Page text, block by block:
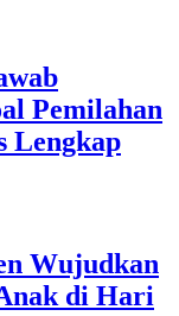
Pemilahan
Lengkap
Wujudkan
di Hari